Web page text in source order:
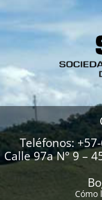
Teléfonos:
Calle 97a N° 9 –
Cómo